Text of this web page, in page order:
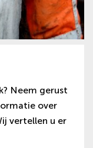
Neem gerust
over
vertellen u er